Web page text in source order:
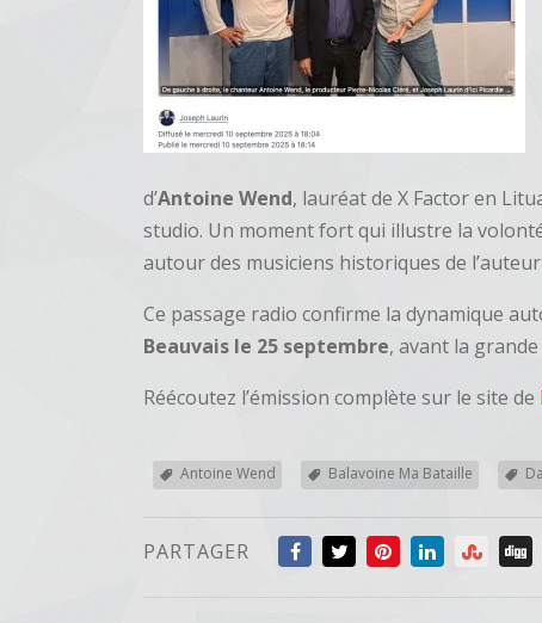
d’Antoine Wend, lauréat de X Factor en
studio. Un moment fort qui illustre la
autour des musiciens historiques de
Ce passage radio confirme la dynamique
Beauvais le 25 septembre, avant la
Réécoutez l’émission complète sur le site de
Antoine Wend Balavoine Ma Bataille
PARTAGER